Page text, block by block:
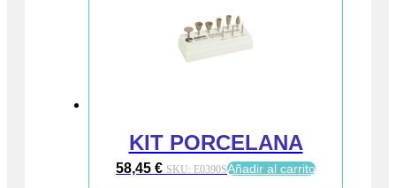
KIT PORCELANA
58,45 € SKU: E0390SAñadir al carrito